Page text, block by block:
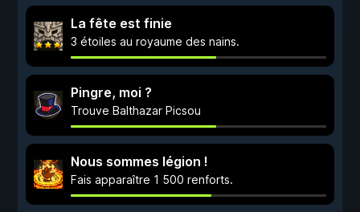
La fête est finie
3 étoiles au royaume des nains.
Pingre, moi ?
Trouve Balthazar Picsou
Nous sommes légion !
Fais apparaître 1 500 renforts.